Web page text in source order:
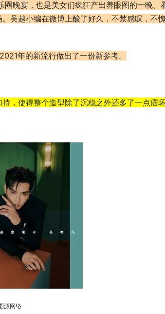
晚宴，也是美女们疯狂产出养眼图的一晚。
吴越小编在微博上酸了好久，不禁感叹，不
年的新流行做出了一份新参考。
，使得整个造型除了沉稳之外还多了一点痞坏
源网络